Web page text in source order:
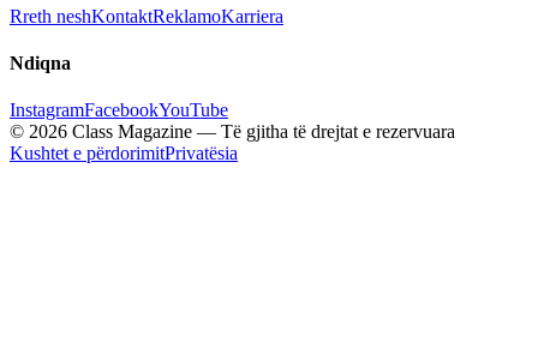
Rreth neshKontaktReklamoKarriera
Ndiqna
InstagramFacebookYouTube
© 2026 Class Magazine — Të gjitha të drejtat e rezervuara
Kushtet e përdorimitPrivatësia